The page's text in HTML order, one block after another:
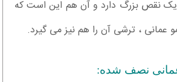
یک نقص بزرگ دارد و آن هم این است که
عمانی ، ترشی آن را هم نیز می گیرد.
عمانی نصف شده: